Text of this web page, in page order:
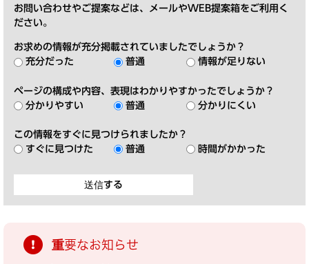
お問い合わせやご提案などは、メールやWEB提案箱をご利用く
ださい。
お求めの情報が充分掲載されていましたでしょうか？
充分だった
普通 情報が足りない
ページの構成や内容、表現はわかりやすかったでしょうか？
分かりやすい
普通 分かりにくい
この情報をすぐに見つけられましたか？
すぐに見つけた
普通 時間がかかった
重要なお知らせ